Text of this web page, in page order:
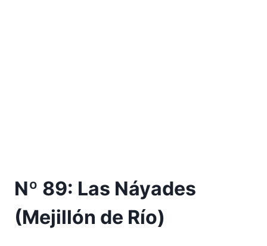
Nº 89: Las Náyades
(Mejillón de Río)